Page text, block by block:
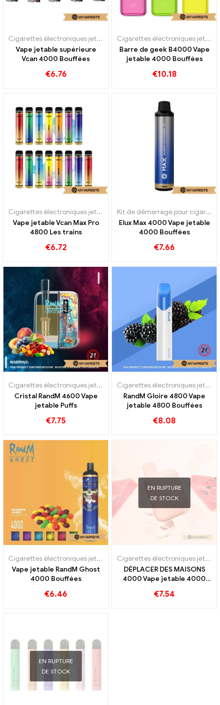
Cigarettes électroniques jetables
Vape jetable supérieure
Vcan 4000 Bouffées
€6.76
Cigarettes électroniques jetables
Barre de geek B4000 Vape
jetable 4000 Bouffées
€10.18
Cigarettes électroniques jetables
Vape jetable Vcan Max Pro
4800 Les trains
€6.72
Kit de démarrage pour cigarette électronique
Elux Max 4000 Vape jetable
4000 Bouffées
€7.66
Cigarettes électroniques jetables
Cristal RandM 4600 Vape
jetable Puffs
€7.75
Cigarettes électroniques jetables
RandM Gloire 4800 Vape
jetable 4800 Bouffées
€8.08
Cigarettes électroniques jetables
Vape jetable RandM Ghost
4000 Bouffées
€6.46
EN RUPTURE
DE STOCK
Cigarettes électroniques jetables
DÉPLACER DES MAISONS
4000 Vape jetable 4000
€7.54
EN RUPTURE
DE STOCK